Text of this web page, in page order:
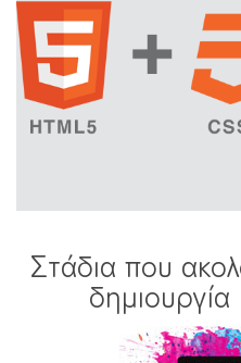
Στάδια που
δημιουργία